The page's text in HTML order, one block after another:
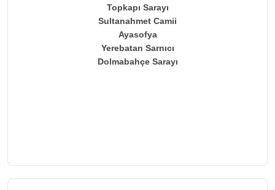
Topkapı Sarayı
Sultanahmet Camii
Ayasofya
Yerebatan Sarnıcı
Dolmabahçe Sarayı